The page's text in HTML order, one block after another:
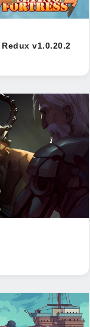
v1.0.20.2